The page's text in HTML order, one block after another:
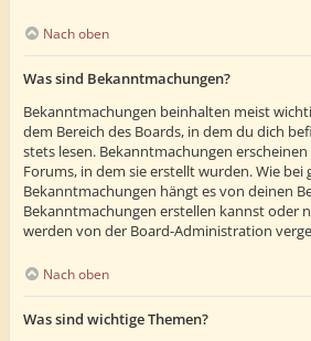
Nach oben
Was sind Bekanntmachungen?
Bekanntmachungen beinhalten meist
dem Bereich des Boards, in dem du dich
stets lesen. Bekanntmachungen
Forums, in dem sie erstellt wurden. Wie bei
Bekanntmachungen hängt es von deinen
Bekanntmachungen erstellen kannst oder
werden von der Board-Administration
Nach oben
Was sind wichtige Themen?